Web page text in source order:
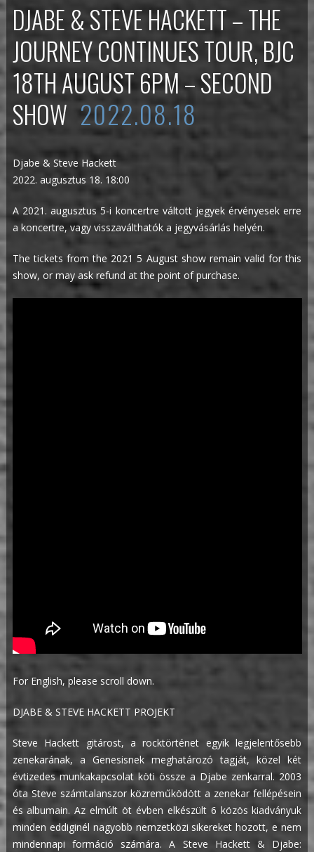
DJABE & STEVE HACKETT – THE
JOURNEY CONTINUES TOUR, BJC
18TH AUGUST 6PM – SECOND
SHOW 2022.08.18
Djabe & Steve Hackett
2022. augusztus 18. 18:00
A 2021. augusztus 5-i koncertre váltott jegyek érvényesek erre
a koncertre, vagy visszaválthatók a jegyvásárlás helyén.
The tickets from the 2021 5 August show remain valid for this
show, or may ask refund at the point of purchase.
For English, please scroll down.
DJABE & STEVE HACKETT PROJEKT
Steve Hackett gitárost, a rocktörténet egyik legjelentősebb
zenekarának, a Genesisnek meghatározó tagját, közel két
évtizedes munkakapcsolat köti össze a Djabe zenkarral. 2003
óta Steve számtalanszor közreműködött a zenekar fellépésein
és albumain. Az elmúlt öt évben elkészült 6 közös kiadványuk
minden eddiginél nagyobb nemzetközi sikereket hozott, e nem
mindennapi formáció számára. A Steve Hackett & Djabe: